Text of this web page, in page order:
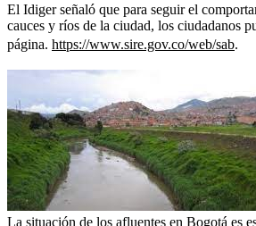
El Idiger señaló que para seguir el
cauces y ríos de la ciudad, los ciudadanos
página. https://www.sire.gov.co/web/sab.
La situación de los afluentes en Bogotá es